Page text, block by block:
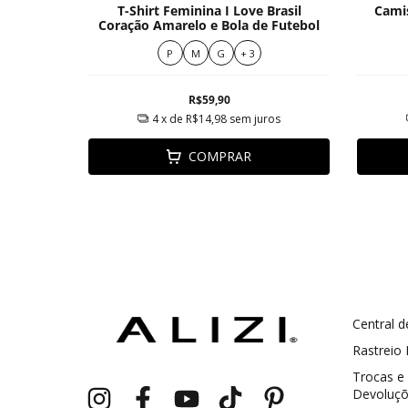
T-Shirt Feminina I Love Brasil
Coração Amarelo e Bola de Futebol
P M G + 3
R$59,90
4x de R$14,98 sem juros
COMPRAR
Central
Rastreio
Trocas e
Cupom 1a compra: GANHE5